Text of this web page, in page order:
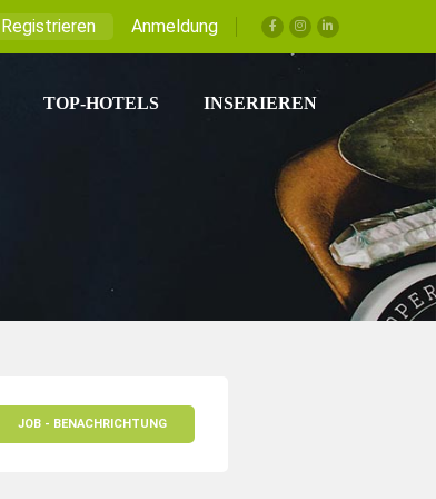
Registrieren Anmeldung
TOP-HOTELS INSERIEREN
JOB - BENACHRICHTUNG